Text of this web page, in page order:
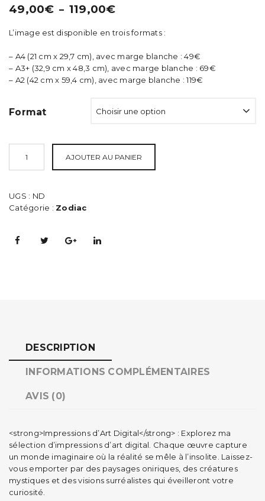
t
i
o
n
49,00€ – 119,00€Plage
prix :
119,00€
L’image est disponible en trois formats :
– A4 (21 cm x 29,7 cm), avec marge blanche : 49€
– A3+ (32,9 cm x 48,3 cm), avec marge blanche : 69€
– A2 (42 cm x 59,4 cm), avec marge blanche : 119€
Format
AJOUTER AU PANIER
UGS : ND
Catégorie : Zodiac
DESCRIPTION
INFORMATIONS COMPLÉMENTAIRES
AVIS (0)
<strong>Impressions d’Art Digital</strong> : Explorez ma
sélection d’impressions d’art digital. Chaque œuvre capture
un monde imaginaire où la réalité se mêle à l’insolite. Laissez-
vous emporter par des paysages oniriques, des créatures
mystiques et des visions surréalistes qui éveilleront votre
curiosité.